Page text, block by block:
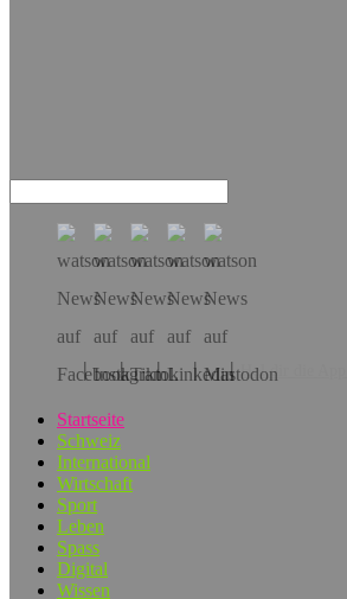
Hol dir die App!
Startseite
Schweiz
International
Wirtschaft
Sport
Leben
Spass
Digital
Wissen